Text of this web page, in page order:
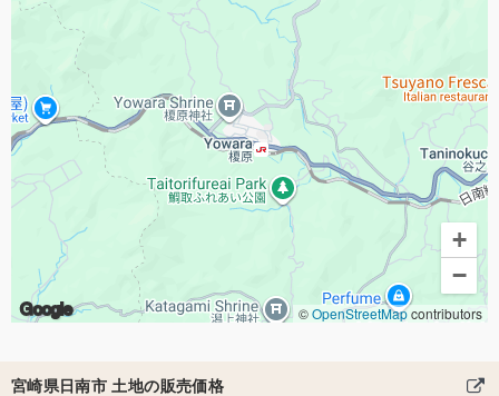
Google
+
−
©OpenStreetMapcontributors
宮崎県日南市 土地の販売価格